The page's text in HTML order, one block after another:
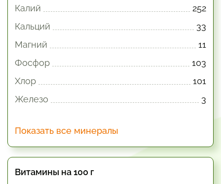
Калий
252
Кальций
33
Магний
11
Фосфор
103
Хлор
101
Железо
3
Показать все минералы
Витамины на 100 г